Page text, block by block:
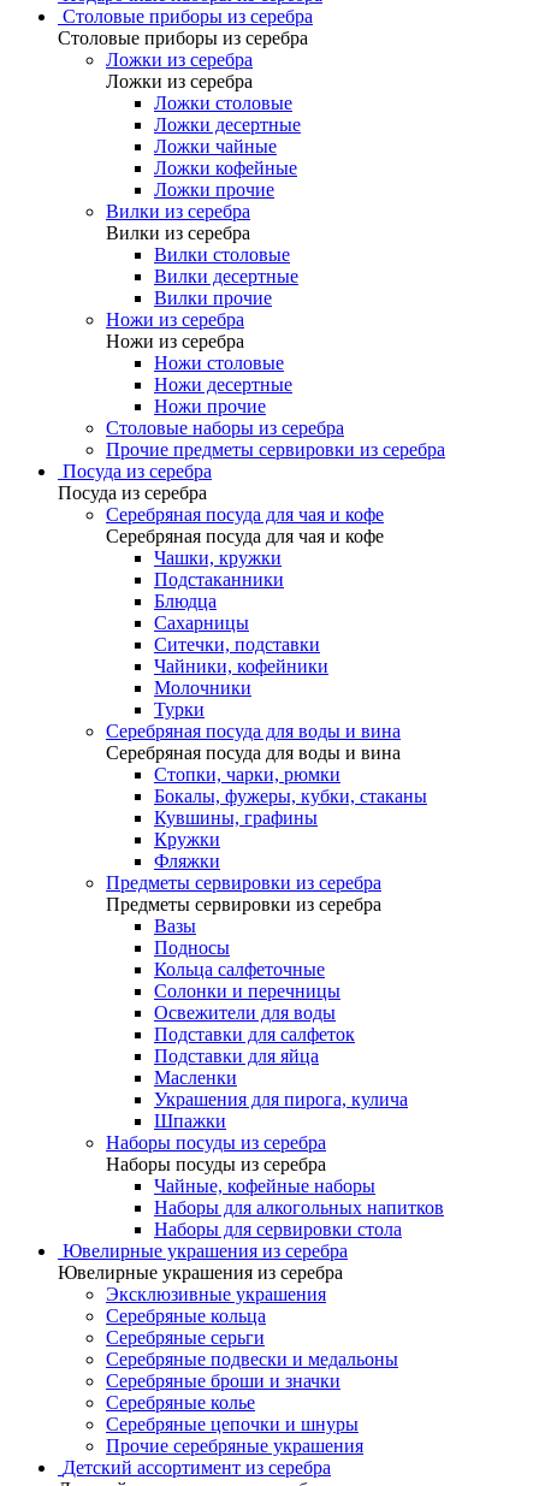
Столовые приборы из серебра
Столовые приборы из серебра
Ложки из серебра
Ложки из серебра
Ложки столовые
Ложки десертные
Ложки чайные
Ложки кофейные
Ложки прочие
Вилки из серебра
Вилки из серебра
Вилки столовые
Вилки десертные
Вилки прочие
Ножи из серебра
Ножи из серебра
Ножи столовые
Ножи десертные
Ножи прочие
Столовые наборы из серебра
Прочие предметы сервировки из серебра
Посуда из серебра
Посуда из серебра
Серебряная посуда для чая и кофе
Серебряная посуда для чая и кофе
Чашки, кружки
Подстаканники
Блюдца
Сахарницы
Ситечки, подставки
Чайники, кофейники
Молочники
Турки
Серебряная посуда для воды и вина
Серебряная посуда для воды и вина
Стопки, чарки, рюмки
Бокалы, фужеры, кубки, стаканы
Кувшины, графины
Кружки
Фляжки
Предметы сервировки из серебра
Предметы сервировки из серебра
Вазы
Подносы
Кольца салфеточные
Солонки и перечницы
Освежители для воды
Подставки для салфеток
Подставки для яйца
Масленки
Украшения для пирога, кулича
Шпажки
Наборы посуды из серебра
Наборы посуды из серебра
Чайные, кофейные наборы
Наборы для алкогольных напитков
Наборы для сервировки стола
Ювелирные украшения из серебра
Ювелирные украшения из серебра
Эксклюзивные украшения
Серебряные кольца
Серебряные серьги
Серебряные подвески и медальоны
Серебряные броши и значки
Серебряные колье
Серебряные цепочки и шнуры
Прочие серебряные украшения
Детский ассортимент из серебра